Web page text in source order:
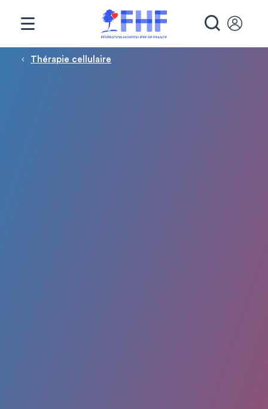
Fil d'Ariane
Thérapie cellulaire
Panneau de gestion des cookies